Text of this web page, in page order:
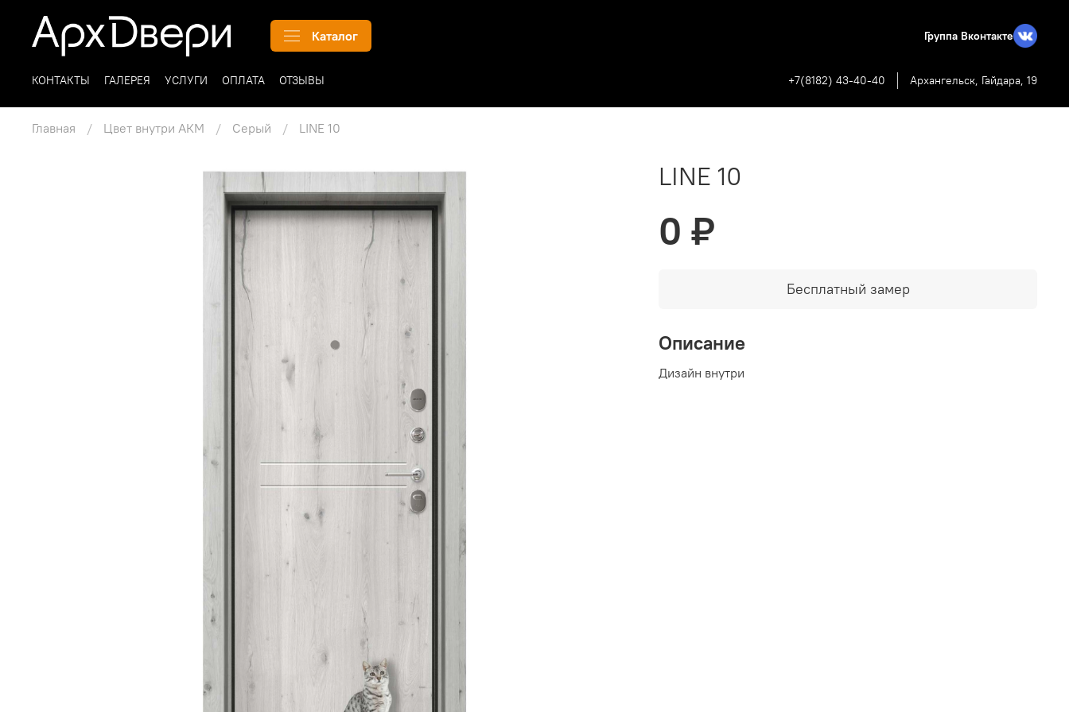
Каталог Группа Вконтакте
КОНТАКТЫ ГАЛЕРЕЯ УСЛУГИ ОПЛАТА ОТЗЫВЫ +7(8182) 43-40-40 Архангельск, Гайдара, 19
Главная Цвет внутри АКМ Серый LINE 10
LINE 10
0 ₽
Бесплатный замер
Описание
Дизайн внутри